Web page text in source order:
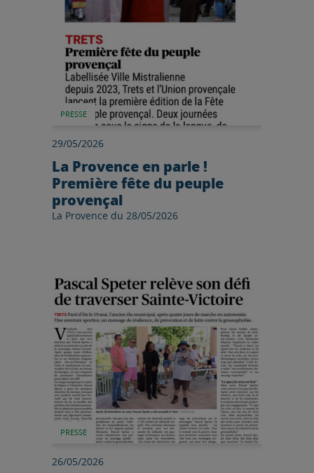
PRESSE
29/05/2026
La Provence en parle !
Première fête du peuple
provençal
La Provence du 28/05/2026
PRESSE
26/05/2026
Lire l'article